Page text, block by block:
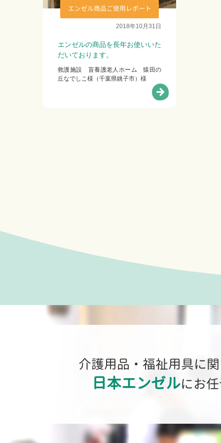
エンゼル商品ご使用レポート
2018年10月31日
エンゼルの商品を長年お使いいた
だいております。
救護施設 盲養護老人ホーム 猿田の
丘なでしこ様（千葉県銚子市）様
介護用品・福祉用具に
日本エンゼルにお